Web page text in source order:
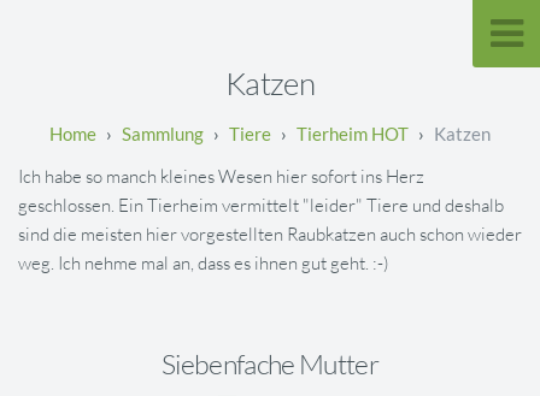
Katzen
Sammlung Tiere Tierheim HOT Katzen
Ich habe so manch kleines Wesen hier sofort ins Herz
geschlossen. Ein Tierheim vermittelt "leider" Tiere und deshalb
sind die meisten hier vorgestellten Raubkatzen auch schon wieder
weg. Ich nehme mal an, dass es ihnen gut geht. :-)
Siebenfache Mutter